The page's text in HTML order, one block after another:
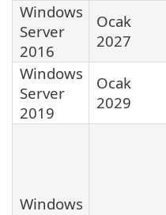
Windows
Server
2016
Ocak
2027
Windows
Server
2019
Ocak
2029
Windows